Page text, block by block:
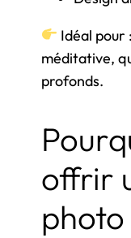
Idéal pour
méditative,
profonds.
offrir
photo